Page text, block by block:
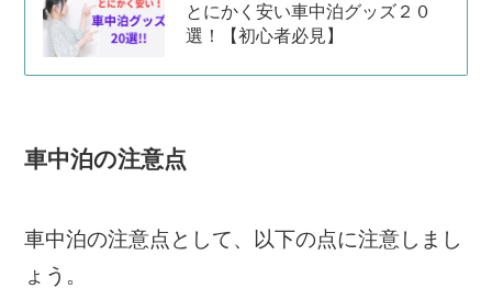
とにかく安い車中泊グッズ２０
選！【初心者必見】
車中泊の注意点
車中泊の注意点として、以下の点に注意しまし
ょう。